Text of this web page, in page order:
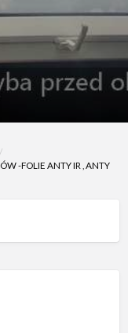
-FOLIE ANTY IR , ANTY